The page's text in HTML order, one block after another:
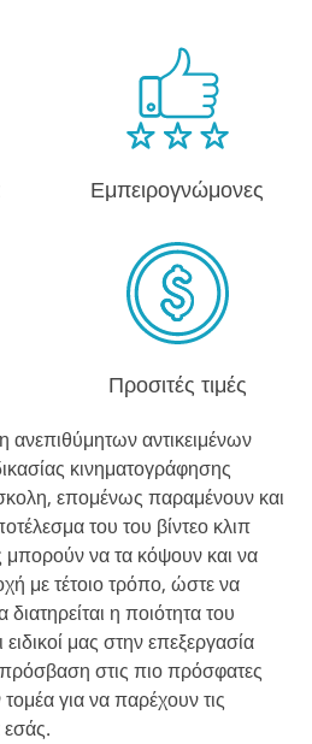
Εμπειρογνώμονες
Προσιτές τιμές
ανεπιθύμητων αντικειμένων
κινηματογράφησης
επομένως παραμένουν και
του του βίντεο κλιπ
μπορούν να τα κόψουν και να
με τέτοιο τρόπο, ώστε να
διατηρείται η ποιότητα του
μας στην επεξεργασία
στις πιο πρόσφατες
για να παρέχουν τις
εσάς.